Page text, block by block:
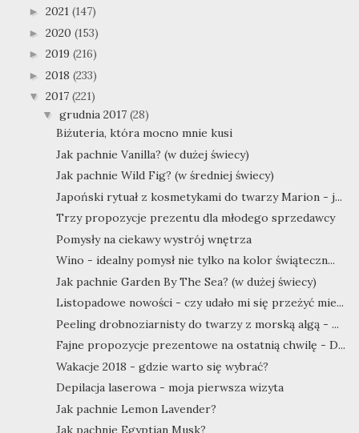
► 2021 (147)
► 2020 (153)
► 2019 (216)
► 2018 (233)
▼ 2017 (221)
▼ grudnia 2017 (28)
Biżuteria, która mocno mnie kusi
Jak pachnie Vanilla? (w dużej świecy)
Jak pachnie Wild Fig? (w średniej świecy)
Japoński rytuał z kosmetykami do twarzy Marion - j...
Trzy propozycje prezentu dla młodego sprzedawcy
Pomysły na ciekawy wystrój wnętrza
Wino - idealny pomysł nie tylko na kolor świąteczn...
Jak pachnie Garden By The Sea? (w dużej świecy)
Listopadowe nowości - czy udało mi się przeżyć mie...
Peeling drobnoziarnisty do twarzy z morską algą - ...
Fajne propozycje prezentowe na ostatnią chwilę - D...
Wakacje 2018 - gdzie warto się wybrać?
Depilacja laserowa - moja pierwsza wizyta
Jak pachnie Lemon Lavender?
Jak pachnie Egyptian Musk?